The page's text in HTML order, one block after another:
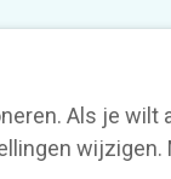
Als je wilt
wijzigen.